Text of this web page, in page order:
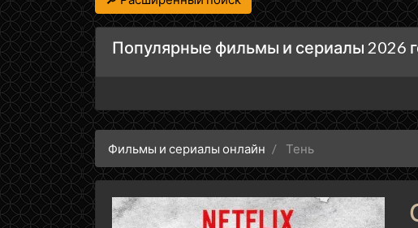
Популярные фильмы и сериалы 2026
Фильмы и сериалы онлайн Тень